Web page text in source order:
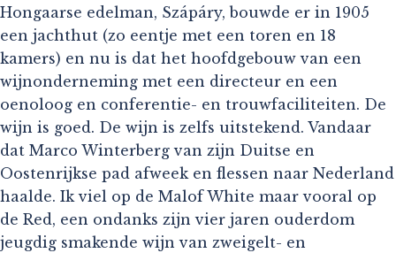
Hongaarse edelman, Szápáry, bouwde er in 1905
een jachthut (zo eentje met een toren en 18
kamers) en nu is dat het hoofdgebouw van een
wijnonderneming met een directeur en een
oenoloog en conferentie- en trouwfaciliteiten. De
wijn is goed. De wijn is zelfs uitstekend. Vandaar
dat Marco Winterberg van zijn Duitse en
Oostenrijkse pad afweek en flessen naar Nederland
haalde. Ik viel op de Malof White maar vooral op
de Red, een ondanks zijn vier jaren ouderdom
jeugdig smakende wijn van zweigelt- en